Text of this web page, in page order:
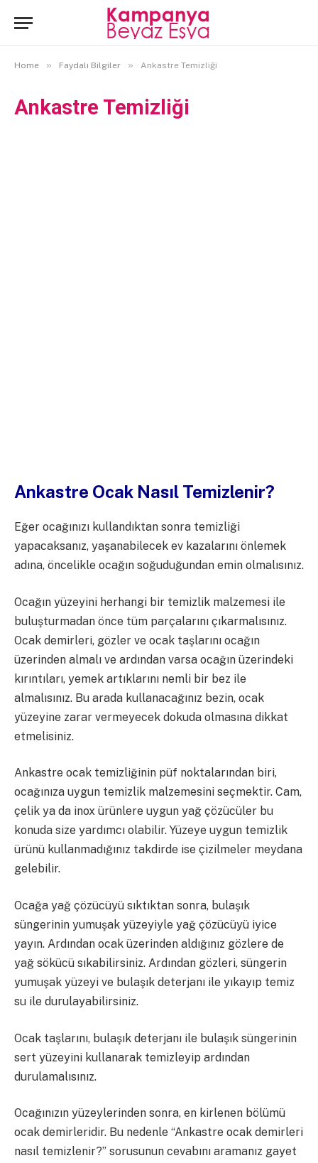
Home » Faydalı Bilgiler » Ankastre Temizliği
Ankastre Temizliği
Ankastre Ocak Nasıl Temizlenir?
Eğer ocağınızı kullandıktan sonra temizliği
yapacaksanız, yaşanabilecek ev kazalarını önlemek
adına, öncelikle ocağın soğuduğundan emin olmalısınız.
Ocağın yüzeyini herhangi bir temizlik malzemesi ile
buluşturmadan önce tüm parçalarını çıkarmalısınız.
Ocak demirleri, gözler ve ocak taşlarını ocağın
üzerinden almalı ve ardından varsa ocağın üzerindeki
kırıntıları, yemek artıklarını nemli bir bez ile
almalısınız. Bu arada kullanacağınız bezin, ocak
yüzeyine zarar vermeyecek dokuda olmasına dikkat
etmelisiniz.
Ankastre ocak temizliğinin püf noktalarından biri,
ocağınıza uygun temizlik malzemesini seçmektir. Cam,
çelik ya da inox ürünlere uygun yağ çözücüler bu
konuda size yardımcı olabilir. Yüzeye uygun temizlik
ürünü kullanmadığınız takdirde ise çizilmeler meydana
gelebilir.
Ocağa yağ çözücüyü sıktıktan sonra, bulaşık
süngerinin yumuşak yüzeyiyle yağ çözücüyü iyice
yayın. Ardından ocak üzerinden aldığınız gözlere de
yağ sökücü sıkabilirsiniz. Ardından gözleri, süngerin
yumuşak yüzeyi ve bulaşık deterjanı ile yıkayıp temiz
su ile durulayabilirsiniz.
Ocak taşlarını, bulaşık deterjanı ile bulaşık süngerinin
sert yüzeyini kullanarak temizleyip ardından
durulamalısınız.
Ocağınızın yüzeylerinden sonra, en kirlenen bölümü
ocak demirleridir. Bu nedenle “Ankastre ocak demirleri
nasıl temizlenir?” sorusunun cevabını aramanız gayet